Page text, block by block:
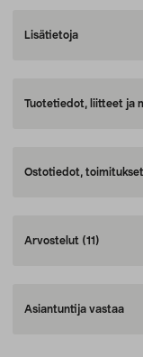
Lisätietoja
Tuotetiedot, liitteet ja
Ostotiedot,
Arvostelut (11)
Asiantuntija vastaa